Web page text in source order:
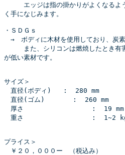
エッジは指の掛かりがよくなるよう
く手になじみます。
・ＳＤＧｓ
→　ボディに木材を使用しており、炭素
また、シリコンは燃焼したとき有害
が低い素材です。
サイズ＞
直径(ボディ)   :  280 mm
直径(ゴム)       :  260 mm
厚さ                 :  19 mm (ボ
重さ                 :  1~2
プライス＞
￥２０，０００ー　（税込み）